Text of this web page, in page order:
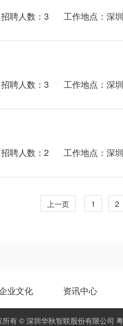
招聘人数：3 工作地点：深圳
招聘人数：3 工作地点：深圳
招聘人数：2 工作地点：深圳
上一页 1 2
业文化 资讯中心
所有 © 深圳华秋智联股份有限公司